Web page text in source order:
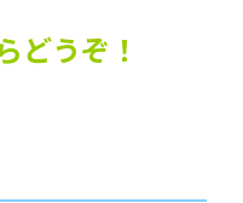
どうぞ！